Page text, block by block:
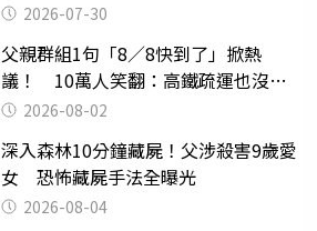
2026-07-30
父親群組1句「8／8快到了」掀熱
議！ 10萬人笑翻：高鐵疏運也沒列
父親節
2026-08-02
深入森林10分鐘藏屍！父涉殺害9歲愛
女 恐怖藏屍手法全曝光
2026-08-04